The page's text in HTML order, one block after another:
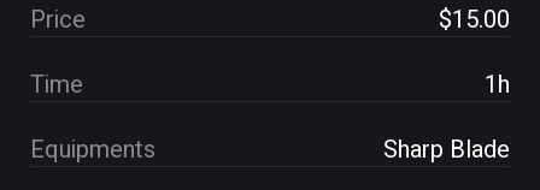
Price
$15.00
Time
1h
Equipments
Sharp Blade